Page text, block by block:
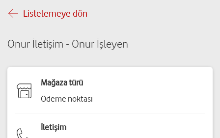
Listelemeye dön
Onur İletişim - Onur İşleyen
Mağaza türü
Ödeme noktası
İletişim